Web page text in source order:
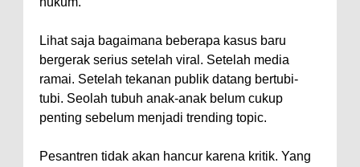
Lihat saja bagaimana beberapa kasus baru
bergerak serius setelah viral. Setelah media
ramai. Setelah tekanan publik datang bertubi-
tubi. Seolah tubuh anak-anak belum cukup
penting sebelum menjadi trending topic.
Pesantren tidak akan hancur karena kritik. Yang